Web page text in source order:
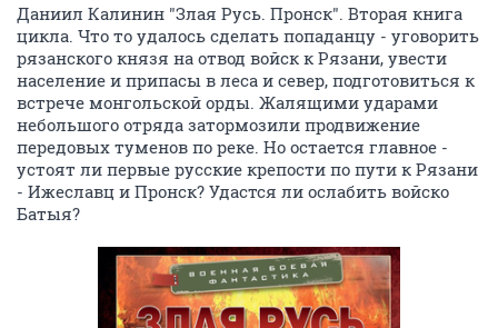
Даниил Калинин "Злая Русь. Пронск". Вторая книга
цикла. Что то удалось сделать попаданцу - уговорить
рязанского князя на отвод войск к Рязани, увести
население и припасы в леса и север, подготовиться к
встрече монгольской орды. Жалящими ударами
небольшого отряда затормозили продвижение
передовых туменов по реке. Но остается главное -
устоят ли первые русские крепости по пути к Рязани
- Ижеславц и Пронск? Удастся ли ослабить войско
Батыя?